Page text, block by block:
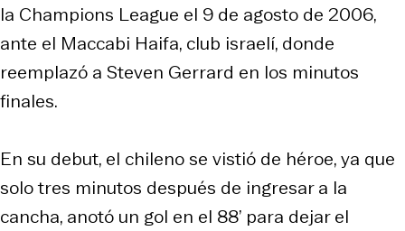
la Champions League el 9 de agosto de 2006,
ante el Maccabi Haifa, club israelí, donde
reemplazó a Steven Gerrard en los minutos
finales.
En su debut, el chileno se vistió de héroe, ya que
solo tres minutos después de ingresar a la
cancha, anotó un gol en el 88’ para dejar el